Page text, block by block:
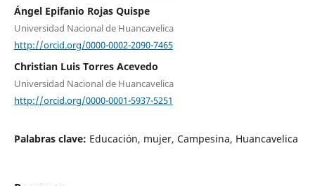
Ángel Epifanio Rojas Quispe
Universidad Nacional de Huancavelica
http://orcid.org/0000-0002-2090-7465
Christian Luis Torres Acevedo
Universidad Nacional de Huancavelica
http://orcid.org/0000-0001-5937-5251
Palabras clave: Educación, mujer, Campesina, Huancavelica